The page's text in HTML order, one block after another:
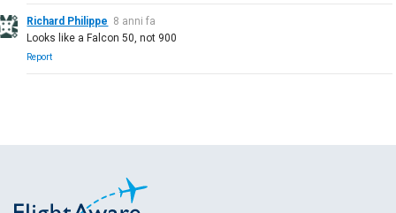
Richard Philippe 8 anni fa
Looks like a Falcon 50, not 900
Report